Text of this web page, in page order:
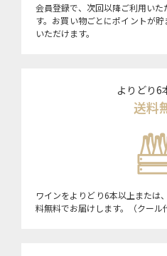
会員登録で、次回以降ご利用い
す。お買い物ごとにポイントが
いただけます。
よりどり6
送料
ワインをよりどり6本以上または
料無料でお届けします。（クール